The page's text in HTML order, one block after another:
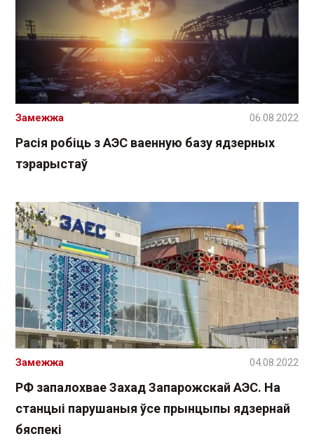
Расія робіць з АЭС ваенную базу ядзерных
тэрарыстаў
Замежжа 06.08.2022
РФ запалохвае Захад Запарожскай АЭС. На
станцыі парушаныя ўсе прынцыпы ядзернай
бяспекі
Замежжа 04.08.2022